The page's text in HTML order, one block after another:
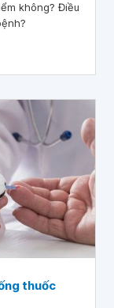
không? Điều
thuốc